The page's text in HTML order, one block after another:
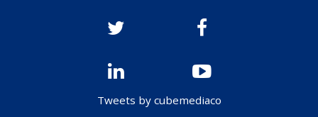
Tweets by cubemediaco